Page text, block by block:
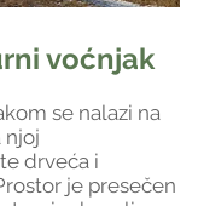
voćnjak
se nalazi na
njoj
drveća i
je presečen